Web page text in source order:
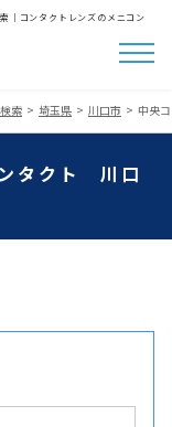
│コンタクトレンズのメニコン
索 埼玉県 川口市 中央
タクト 川口